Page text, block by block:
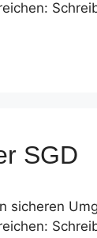
SGD
sicheren